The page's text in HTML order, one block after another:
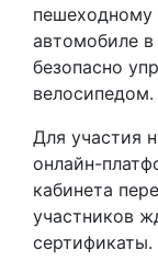
пешеходному
автомобиле
безопасно
велосипедом.
Для участия
онлайн-
кабинета
участников
сертификаты.